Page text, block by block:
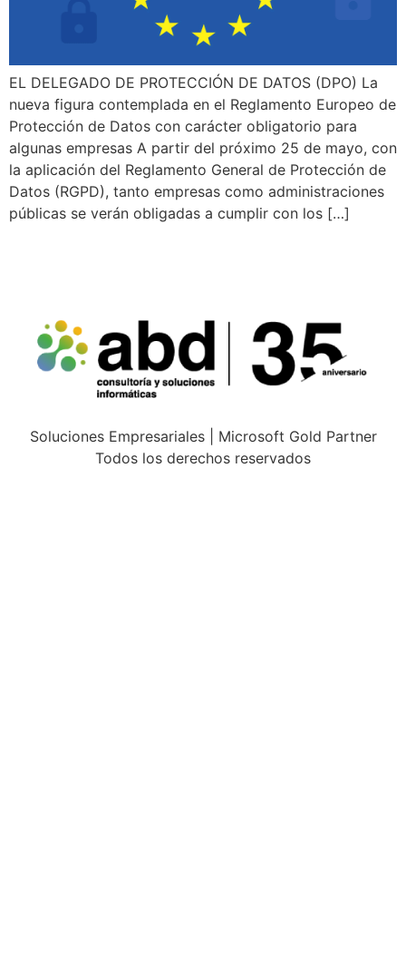
EL DELEGADO DE PROTECCIÓN DE DATOS (DPO) La
nueva figura contemplada en el Reglamento Europeo de
Protección de Datos con carácter obligatorio para
algunas empresas A partir del próximo 25 de mayo, con
la aplicación del Reglamento General de Protección de
Datos (RGPD), tanto empresas como administraciones
públicas se verán obligadas a cumplir con los […]
Soluciones Empresariales | Microsoft Gold Partner
Todos los derechos reservados